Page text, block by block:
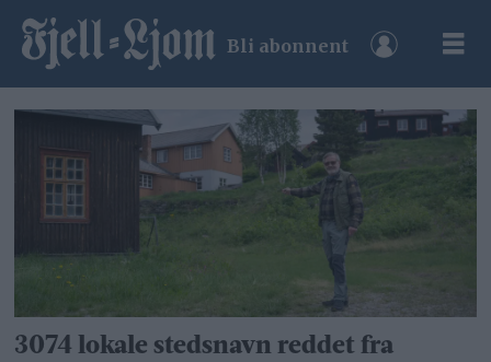
Bli abonnent
Tag:
røros
museums-
og
historielag
3074 lokale stedsnavn reddet fra